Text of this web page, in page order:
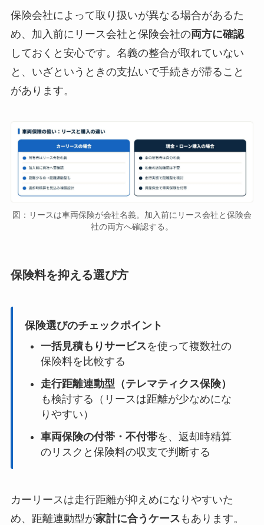
保険会社によって取り扱いが異なる場合があるた
め、加入前にリース会社と保険会社の両方に確認
しておくと安心です。名義の整合が取れていない
と、いざというときの支払いで手続きが滞ること
があります。
図：リースは車両保険が会社名義。加入前にリース会社と保険会
社の両方へ確認する。
保険料を抑える選び方
保険選びのチェックポイント
一括見積もりサービスを使って複数社の
保険料を比較する
走行距離連動型（テレマティクス保険）
も検討する（リースは距離が少なめにな
りやすい）
車両保険の付帯・不付帯を、返却時精算
のリスクと保険料の収支で判断する
カーリースは走行距離が抑えめになりやすいた
め、距離連動型が家計に合うケース もあります。